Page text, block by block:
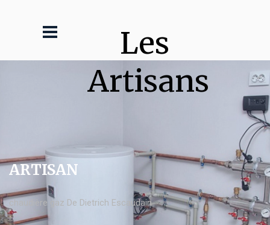
Les
Artisans
ARTISAN
chaudière gaz De Dietrich Escaudain